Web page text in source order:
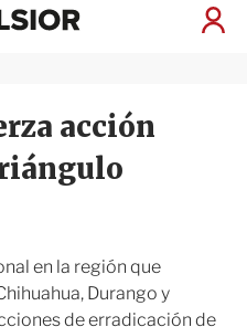
I
x
i
r
acción
en la región que
Durango y
de erradicación de